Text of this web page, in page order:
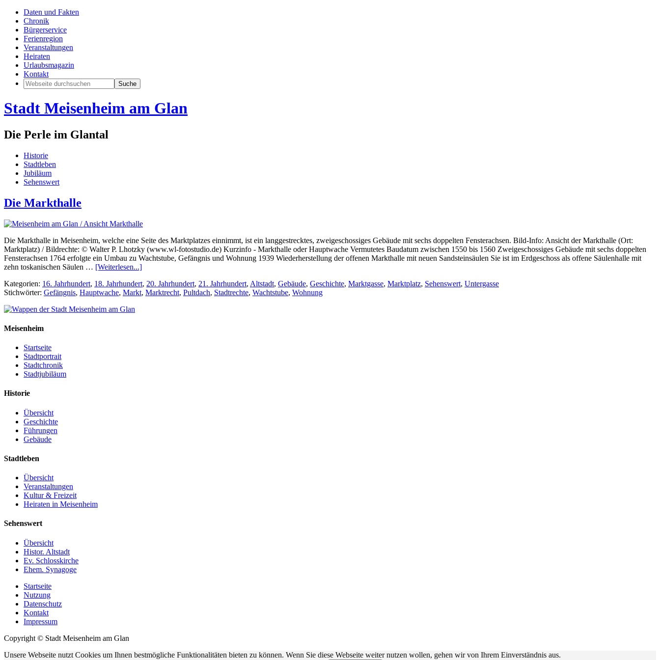
Daten und Fakten
Chronik
Bürgerservice
Ferienregion
Veranstaltungen
Heiraten
Urlaubsmagazin
Kontakt
Stadt Meisenheim am Glan
Die Perle im Glantal
Historie
Stadtleben
Jubiläum
Sehenswert
Die Markthalle
Die Markthalle in Meisenheim, welche eine Seite des Marktplatzes einnimmt, ist ein langgestrecktes, zweigeschossiges Gebäude mit sechs doppelten Fensterachsen. Bild-Info: Ansicht der Markthalle (Ort:
Marktplatz) / Bildrechte: © Walter P. Lhotzky (www.wl-fotostudio.de) Kurzinfo - Markthalle oder Hauptwache Vermutetes Baudatum zwischen 1550 bis 1560 Zweigeschossiges Gebäude mit sechs doppelten
Fensterachsen 1764 erfolgte ein Umbau zu Wachtstube, Gefängnis und Wohnung 1939 Wiederherstellung der offenen Markthalle mit neuen Sandsteinsäulen Sie ist im Erdgeschoss als offene Säulenhalle mit
zehn toskanischen Säulen … [Weiterlesen...]
Kategorien: 16. Jahrhundert, 18. Jahrhundert, 20. Jahrhundert, 21. Jahrhundert, Altstadt, Gebäude, Geschichte, Marktgasse, Marktplatz, Sehenswert, Untergasse
Stichwörter: Gefängnis, Hauptwache, Markt, Marktrecht, Pultdach, Stadtrechte, Wachtstube, Wohnung
Meisenheim
Startseite
Stadtportrait
Stadtchronik
Stadtjubiläum
Historie
Übersicht
Geschichte
Führungen
Gebäude
Stadtleben
Übersicht
Veranstaltungen
Kultur & Freizeit
Heiraten in Meisenheim
Sehenswert
Übersicht
Histor. Altstadt
Ev. Schlosskirche
Ehem. Synagoge
Startseite
Nutzung
Datenschutz
Kontakt
Impressum
Copyright © Stadt Meisenheim am Glan
Unsere Webseite nutzt Cookies um Ihnen bestmögliche Funktionalitäten bieten zu können. Wenn Sie diese Webseite weiter nutzen wollen, gehen wir von Ihrem Einverständnis aus.